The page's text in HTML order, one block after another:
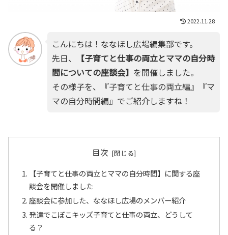
2022.11.28
こんにちは！ななほし広場編集部です。
先日、
【子育てと仕事の両立とママの自分時
間についての座談会】 を開催しました。
その様子を、『子育てと仕事の両立編』『マ
マの自分時間編』でご紹介しますね！
目次
【子育てと仕事の両立とママの自分時間】に関する座
談会を開催しました
座談会に参加した、ななほし広場のメンバー紹介
発達でこぼこキッズ子育てと仕事の両立、どうして
る？